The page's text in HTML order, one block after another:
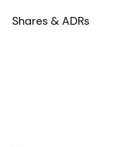
Shares & ADRs